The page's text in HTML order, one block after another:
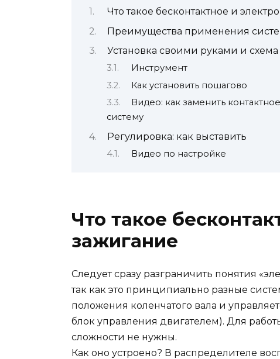
Что такое бесконтактное и
Преимущества применения
Установка своими руками и
Инструмент
Как установить пошагово
Видео: как заменить
систему
Регулировка: как выставить
Видео по настройке
Что такое
зажигание
Следует сразу разграничить понятия
так как это принципиально разные
положения коленчатого вала и
блок управления двигателем). Для
сложности не нужны.
Как оно устроено? В распределителе